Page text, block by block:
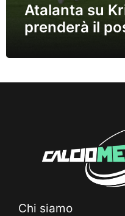
Atalanta su
prenderà il
Chi siamo